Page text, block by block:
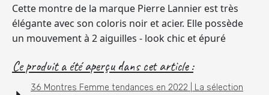
Cette montre de la marque Pierre Lannier est très
élégante avec son coloris noir et acier. Elle possède
un mouvement à 2 aiguilles - look chic et épuré
Ce produit a été aperçu dans cet article :
36 Montres Femme tendances en 2022 | La sélection